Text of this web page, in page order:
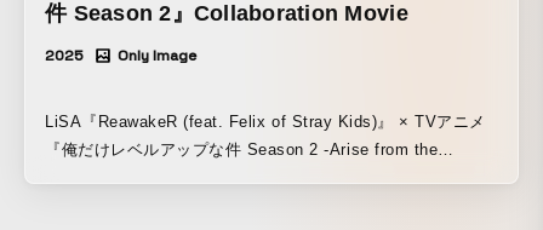
件 Season 2』Collaboration Movie
2025 Only Image
LiSA『ReawakeR (feat. Felix of Stray Kids)』 × TVアニメ
『俺だけレベルアップな件 Season 2 -Arise from the